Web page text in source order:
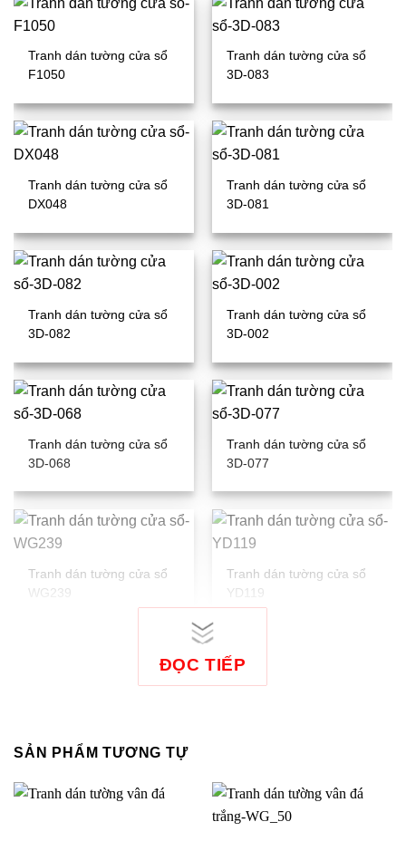
Tranh dán tường cửa sổ
F1050
Tranh dán tường cửa sổ
3D-083
Tranh dán tường cửa sổ
DX048
Tranh dán tường cửa sổ
3D-081
Tranh dán tường cửa sổ
3D-082
Tranh dán tường cửa sổ
3D-002
Tranh dán tường cửa sổ
3D-068
Tranh dán tường cửa sổ
3D-077
Tranh dán tường cửa sổ
WG239
Tranh dán tường cửa sổ
YD119
ĐỌC TIẾP
SẢN PHẨM TƯƠNG TỰ